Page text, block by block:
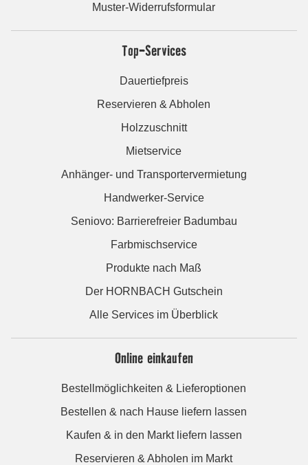
Muster-Widerrufsformular
Top-Services
Dauertiefpreis
Reservieren & Abholen
Holzzuschnitt
Mietservice
Anhänger- und Transportervermietung
Handwerker-Service
Seniovo: Barrierefreier Badumbau
Farbmischservice
Produkte nach Maß
Der HORNBACH Gutschein
Alle Services im Überblick
Online einkaufen
Bestellmöglichkeiten & Lieferoptionen
Bestellen & nach Hause liefern lassen
Kaufen & in den Markt liefern lassen
Reservieren & Abholen im Markt